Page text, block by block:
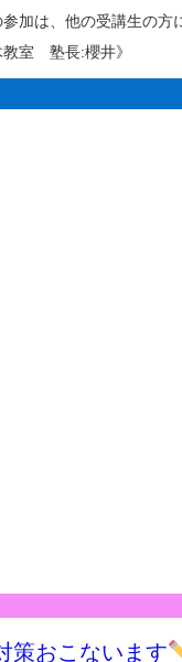
加は、他の受講生の
教室 塾長:櫻井》
おこないます